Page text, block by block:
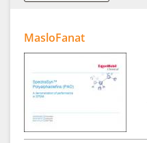
MasloFanat